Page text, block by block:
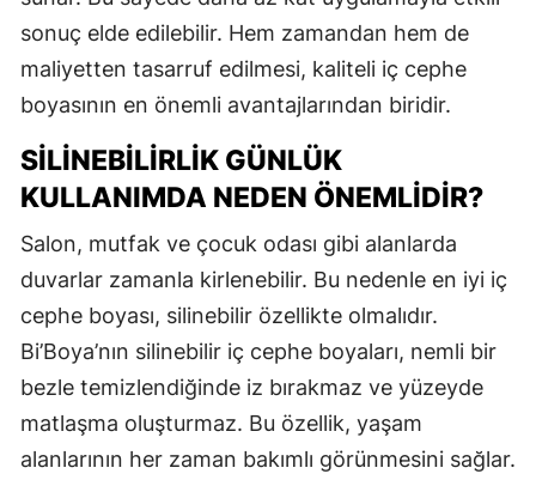
sonuç elde edilebilir. Hem zamandan hem de
maliyetten tasarruf edilmesi, kaliteli iç cephe
boyasının en önemli avantajlarından biridir.
SILINEBILIRLIK GÜNLÜK
KULLANIMDA NEDEN ÖNEMLIDIR?
Salon, mutfak ve çocuk odası gibi alanlarda
duvarlar zamanla kirlenebilir. Bu nedenle en iyi iç
cephe boyası, silinebilir özellikte olmalıdır.
Bi’Boya’nın silinebilir iç cephe boyaları, nemli bir
bezle temizlendiğinde iz bırakmaz ve yüzeyde
matlaşma oluşturmaz. Bu özellik, yaşam
alanlarının her zaman bakımlı görünmesini sağlar.